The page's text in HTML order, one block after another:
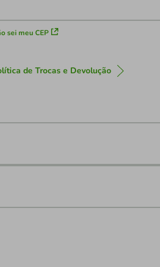
sei meu CEP
de Trocas e Devolução